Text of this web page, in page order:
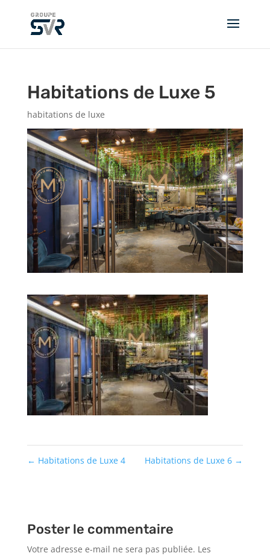
Habitations de Luxe 5
habitations de luxe
← Habitations de Luxe 4 Habitations de Luxe 6 →
Poster le commentaire
Votre adresse e-mail ne sera pas publiée. Les